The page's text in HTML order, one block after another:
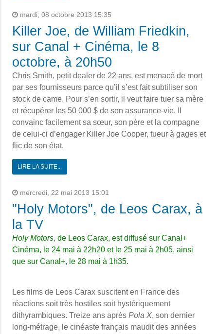
mardi, 08 octobre 2013 15:35
Killer Joe, de William Friedkin,
sur Canal + Cinéma, le 8
octobre, à 20h50
Chris Smith, petit dealer de 22 ans, est menacé de mort
par ses fournisseurs parce qu’il s’est fait subtiliser son
stock de came. Pour s’en sortir, il veut faire tuer sa mère
et récupérer les 50 000 $ de son assurance-vie. Il
convainc facilement sa sœur, son père et la compagne
de celui-ci d’engager Killer Joe Cooper, tueur à gages et
flic de son état.
LIRE LA SUITE...
mercredi, 22 mai 2013 15:01
"Holy Motors", de Leos Carax, à
la TV
Holy Motors, de Leos Carax, est diffusé sur Canal+
Cinéma, le 24 mai à 22h20 et le 25 mai à 2h05, ainsi
que sur Canal+, le 28 mai à 1h35.
Les films de Leos Carax suscitent en France des
réactions soit très hostiles soit hystériquement
dithyrambiques. Treize ans après Pola X, son dernier
long-métrage, le cinéaste français maudit des années